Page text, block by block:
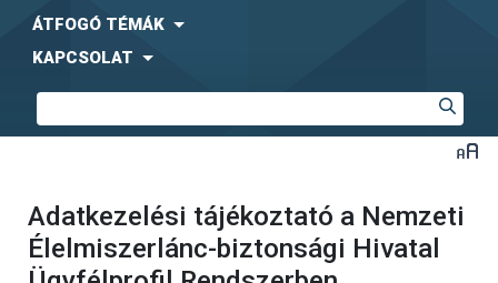
ÁTFOGÓ TÉMÁK
KAPCSOLAT
Adatkezelési tájékoztató a Nemzeti
Élelmiszerlánc-biztonsági Hivatal